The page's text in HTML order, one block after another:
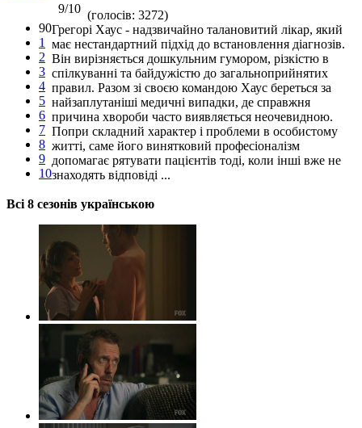
90
1
2
3
4
5
6
7
8
9
10
9/10 (голосів: 3272)
Грегорі Хаус - надзвичайно талановитий лікар, який
має нестандартний підхід до встановлення діагнозів.
Він вирізняється дошкульним гумором, різкістю в
спілкуванні та байдужістю до загальноприйнятих
правил. Разом зі своєю командою Хаус береться за
найзаплутаніші медичні випадки, де справжня
причина хвороби часто виявляється неочевидною.
Попри складний характер і проблеми в особистому
житті, саме його винятковий професіоналізм
допомагає рятувати пацієнтів тоді, коли інші вже не
знаходять відповіді ...
Всі 8 сезонів українською